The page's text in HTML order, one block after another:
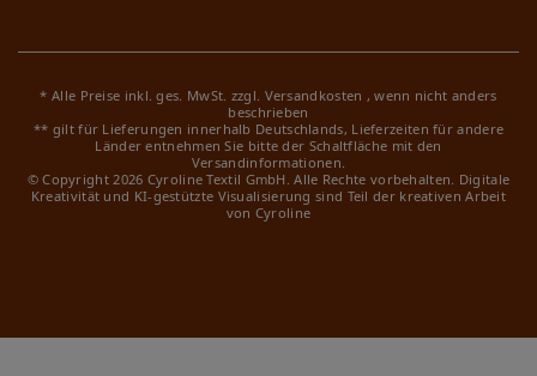
* Alle Preise inkl. ges. MwSt. zzgl. Versandkosten , wenn nicht anders
beschrieben
** gilt für Lieferungen innerhalb Deutschlands, Lieferzeiten für andere
Länder entnehmen Sie bitte der Schaltfläche mit den
Versandinformationen.
© Copyright 2026 Cyroline Textil GmbH. Alle Rechte vorbehalten. Digitale
Kreativität und KI-gestützte Visualisierung sind Teil der kreativen Arbeit
von Cyroline